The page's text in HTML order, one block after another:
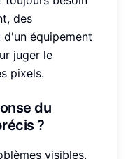
des
équipement
juger le
pixels.
du
?
visibles,